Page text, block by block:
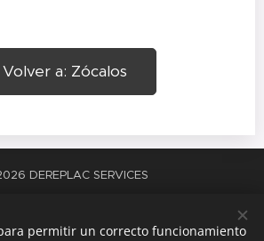
Volver a: Zócalos
DEREPLAC SERVICES
Idiomas
permitir un correcto funcionamiento